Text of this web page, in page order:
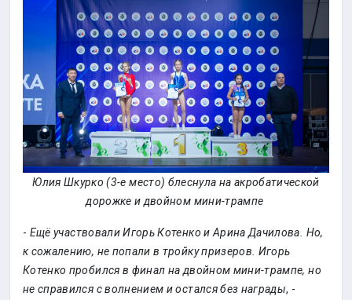
Юлия Шкурко (3-е место) блеснула на акробатической
дорожке и двойном мини-трампе
- Ещё участвовали Игорь Котенко и Арина Дачилова. Но,
к сожалению, не попали в тройку призеров. Игорь
Котенко пробился в финал на двойном мини-трампе, но
не справился с волнением и остался без награды, -